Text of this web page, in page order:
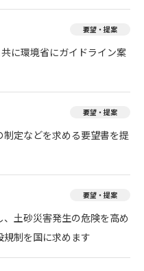
要望・提案
に環境省にガイドライン案
要望・提案
制定などを求める要望書を提
要望・提案
、土砂災害発生の危険を高め
制を国に求めます